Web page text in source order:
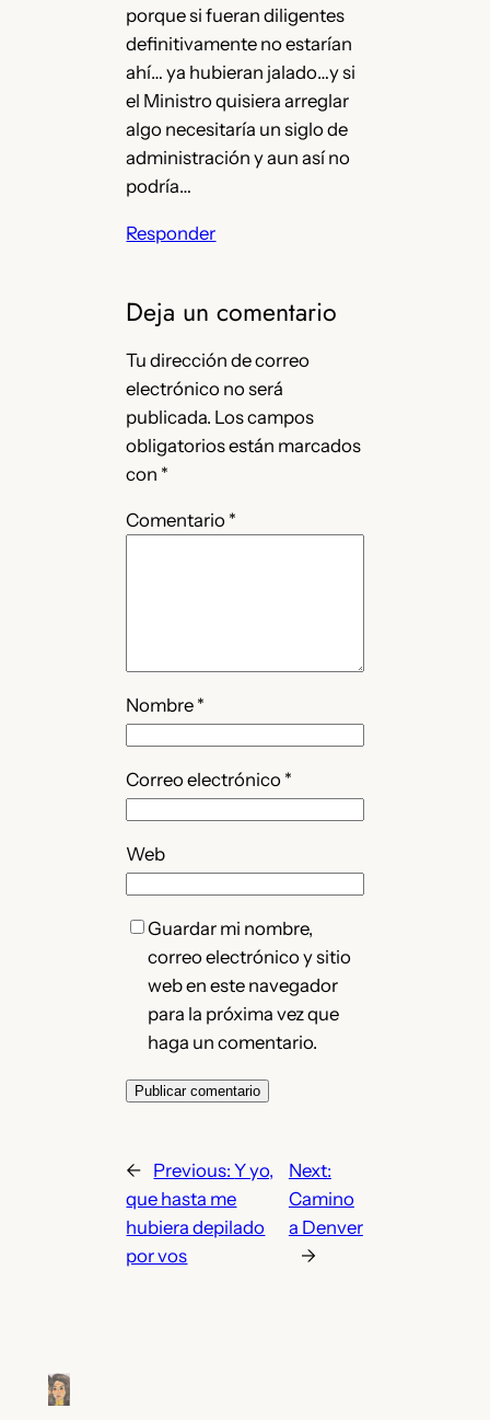
porque si fueran diligentes
definitivamente no estarían
ahí… ya hubieran jalado…y si
el Ministro quisiera arreglar
algo necesitaría un siglo de
administración y aun así no
podría…
Responder
Deja un comentario
Tu dirección de correo
electrónico no será
publicada. Los campos
obligatorios están marcados
con *
Comentario *
Nombre *
Correo electrónico *
Web
Guardar mi nombre,
correo electrónico y sitio
web en este navegador
para la próxima vez que
haga un comentario.
← Previous:Y yo,
que hasta me
hubiera depilado
por vos
Next:
Camino
a Denver
→